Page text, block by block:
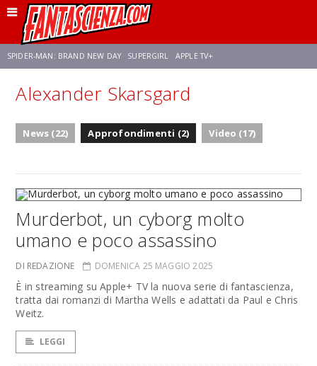
SPIDER-MAN: BRAND NEW DAY SUPERGIRL APPLE TV+
FRANCO RICCIARDIELLO ZENDAYA STAR TREK
Alexander Skarsgard
News (22) Approfondimenti (2) Video (17)
Murderbot, un cyborg molto
umano e poco assassino
DI REDAZIONE DOMENICA 25 MAGGIO 2025
È in streaming su Apple+ TV la nuova serie di fantascienza,
tratta dai romanzi di Martha Wells e adattati da Paul e Chris
Weitz.
LEGGI